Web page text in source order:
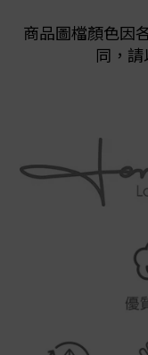
商品圖檔顏色因
同，